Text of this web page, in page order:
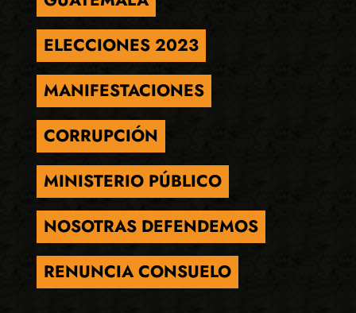
ELECCIONES 2023
MANIFESTACIONES
CORRUPCIÓN
MINISTERIO PÚBLICO
NOSOTRAS DEFENDEMOS
RENUNCIA CONSUELO